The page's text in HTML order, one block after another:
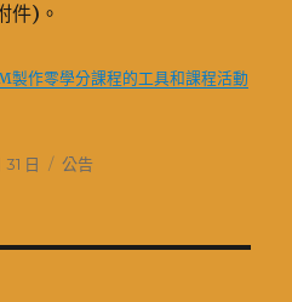
件)。
作零學分課程的工具和課程活動
日
分
公告